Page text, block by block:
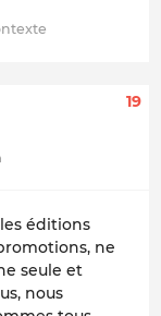
19
éditions
ne
seule et
nous